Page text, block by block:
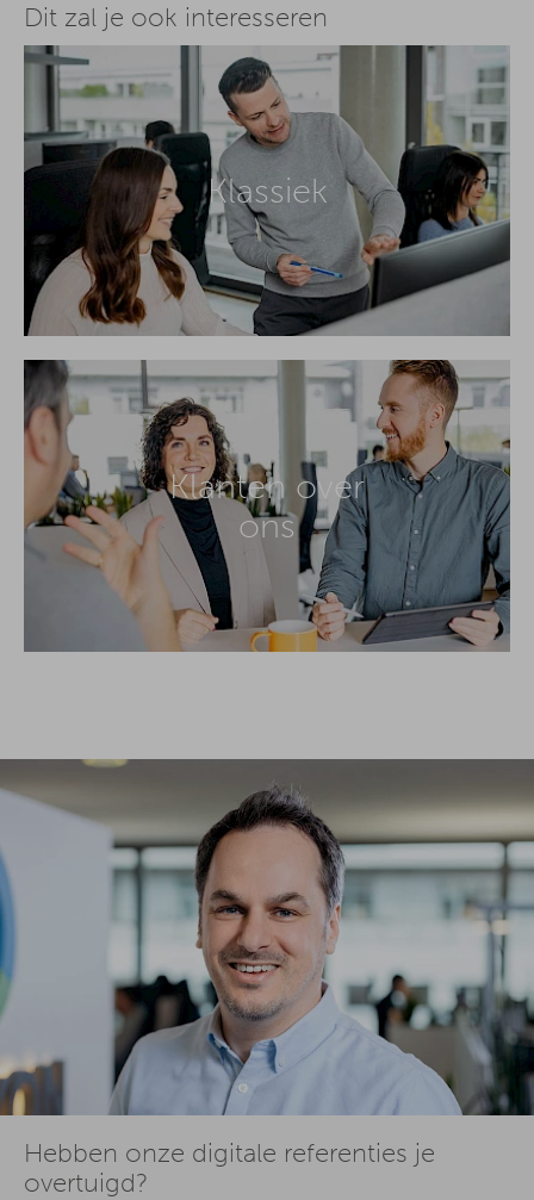
Dit zal je ook interesseren
Klassiek
Klanten over
ons
Hebben onze digitale referenties je
overtuigd?